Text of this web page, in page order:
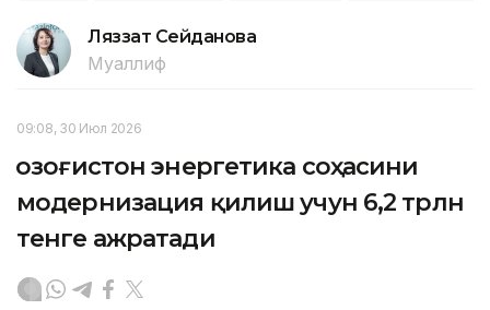
Ляззат Сейданова
Муаллиф
09:08, 30 Июл 2026
Қозоғистон энергетика соҳасини
модернизация қилиш учун 6,2 трлн
тенге ажратади